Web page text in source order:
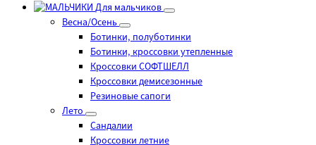
Для мальчиков
Весна/Осень
Ботинки, полуботинки
Ботинки, кроссовки утепленные
Кроссовки СОФТШЕЛЛ
Кроссовки демисезонные
Резиновые сапоги
Лето
Cандалии
Кроссовки летние